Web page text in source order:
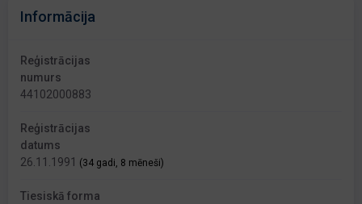
Informācija
Reģistrācijas
numurs
44102000883
Reģistrācijas
datums
26.11.1991 (34 gadi, 8 mēneši)
Tiesiskā forma